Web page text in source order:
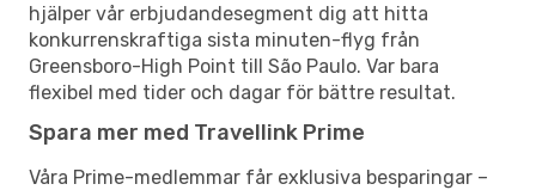
hjälper vår erbjudandesegment dig att hitta
konkurrenskraftiga sista minuten-flyg från
Greensboro-High Point till São Paulo. Var bara
flexibel med tider och dagar för bättre resultat.
Spara mer med Travellink Prime
Våra Prime-medlemmar får exklusiva besparingar –